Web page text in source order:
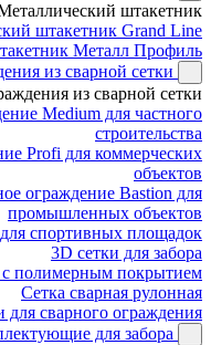
штакетник
штакетник Grand Line
Металл Профиль
из сварной сетки
из сварной сетки
Medium для частного
строительства
Profi для коммерческих
объектов
ограждение Bastion для
промышленных объектов
спортивных площадок
3D сетки для забора
с полимерным покрытием
Сетка сварная рулонная
для сварного ограждения
для забора